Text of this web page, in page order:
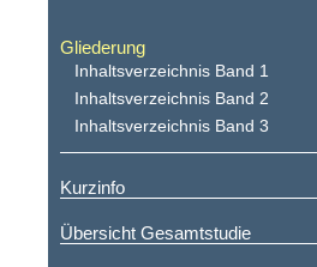
Gliederung
Inhaltsverzeichnis Band 1
Inhaltsverzeichnis Band 2
Inhaltsverzeichnis Band 3
Kurzinfo
Übersicht Gesamtstudie